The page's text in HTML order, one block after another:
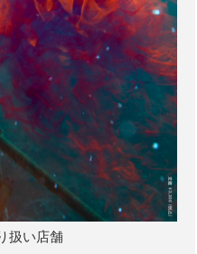
扱い店舗